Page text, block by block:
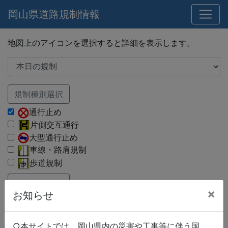
岡山県道路規制情報
お知らせ ×
○本サイトでは、岡山県内の災害や工事等に伴う国
地図上のアイコンを選択すると詳細を表示します。
規制種別選択
通行止め
片側交互通行
大型通行止め
車線・路肩規制
歩道規制
路線種別選択
国道
県道
市町村道